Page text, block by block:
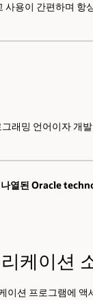
사용이 간편하며 항
래밍 언어이자 개
열된 Oracle
케이션
이션 프로그램에